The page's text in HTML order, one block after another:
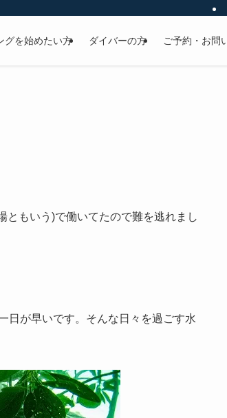
グを始めたい方 ダイバーの方 ご予約・お問
ともいう)で働いてたので難を逃れまし
日が早いです。そんな日々を過ごす水